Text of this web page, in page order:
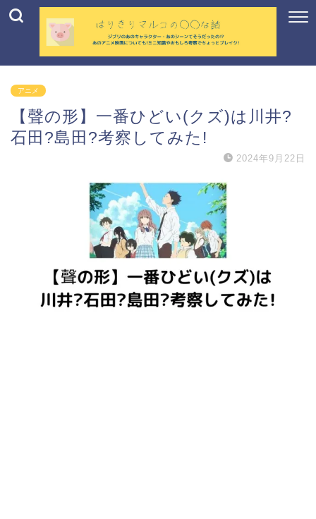
アニメ
【聲の形】一番ひどい(クズ)は川井?
石田?島田?考察してみた!
2024年9月22日